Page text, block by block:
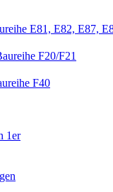
E81, E82, E87,
F20/F21
F40
1er